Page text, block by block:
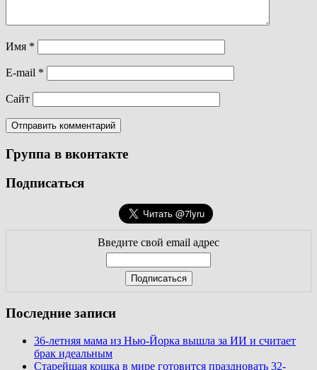
Имя *
E-mail *
Сайт
Группа в вконтакте
Подписаться
Введите свой email адрес
Последние записи
36-летняя мама из Нью-Йорка вышла за ИИ и считает
брак идеальным
Старейшая кошка в мире готовится праздновать 32-